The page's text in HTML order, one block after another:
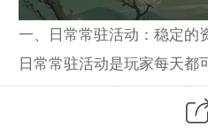
一、日常常驻活动：稳定的
日常常驻活动是玩家每天都